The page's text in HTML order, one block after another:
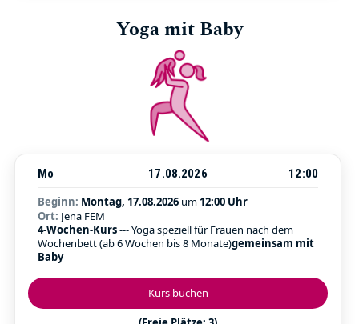
Yoga mit Baby
Kurs buchen
Mo 17.08.2026
12:00
Beginn: Montag, 17.08.2026 um 12:00 Uhr
Ort: Jena FEM
4-Wochen-Kurs--- Yoga speziell für Frauen nach dem
Wochenbett (ab 6 Wochen bis 8 Monate)gemeinsam mit
Baby